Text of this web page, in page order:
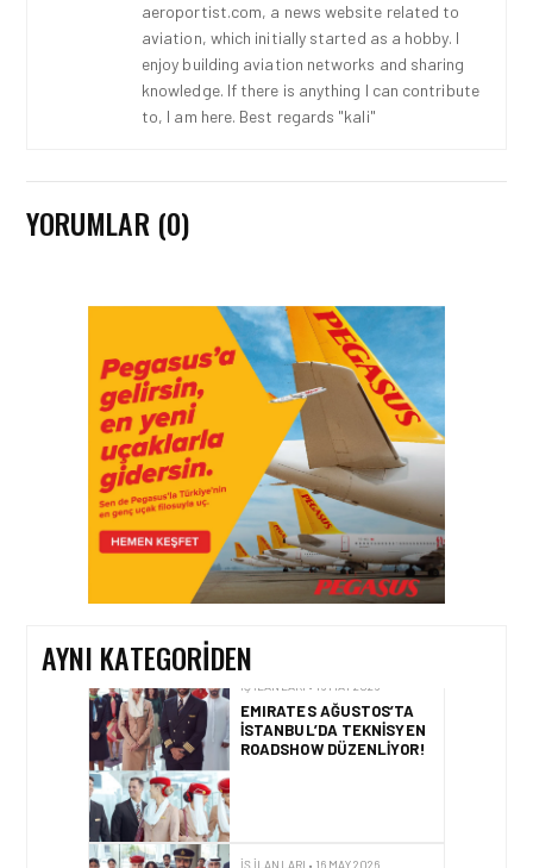
aeroportist.com, a news website related to
aviation, which initially started as a hobby. I
enjoy building aviation networks and sharing
knowledge. If there is anything I can contribute
to, I am here. Best regards "kali"
YORUMLAR (0)
AYNI KATEGORIDEN
İŞ İLANLARI • 24 TEM 2026
AIR ARABIA AILESI
BÜYÜYOR! 2026 AÇIK
POZISYONLAR
İŞ İLANLARI • 16 MAY 2026
YENI DÖNEM BAŞLIYOR VE
EKIP ARKADAŞLARI
ARANIYOR
İŞ İLANLARI • 16 MAY 2026
EMIRATES AĞUSTOS’TA
İSTANBUL’DA TEKNISYEN
ROADSHOW DÜZENLIYOR!
İŞ İLANLARI • 16 MAY 2026